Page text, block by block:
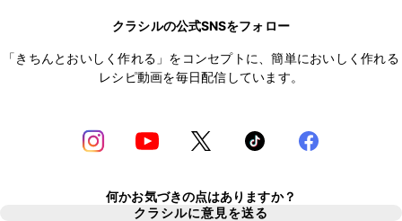
クラシルの公式SNSをフォロー
「きちんとおいしく作れる」をコンセプトに、簡単においしく作れる
レシピ動画を毎日配信しています。
何かお気づきの点はありますか？
クラシルに意見を送る